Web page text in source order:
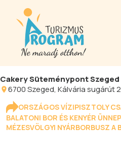
Cakery Süteménypont Szeged
6700Szeged, Kálvária sugárút
ORSZÁGOS VÍZIPISZTOLY
BALATONI BOR ÉS KENYÉR ÜNNEP
MÉZESVÖLGYI NYÁRBORBUSZ A